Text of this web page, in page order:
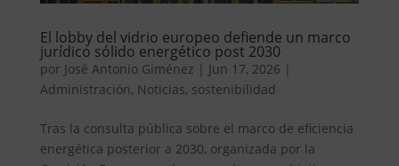
El lobby del vidrio europeo defiende un marco
jurídico sólido energético post 2030
por José Antonio Giménez | Jun 17, 2026 |
Administración, Noticias, sostenibilidad
Tras la consulta pública sobre el marco de eficiencia
energética posterior a 2030, organizada por la